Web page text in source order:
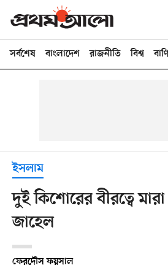
সর্বশেষ বাংলাদেশ রাজনীতি বিশ্ব
ইসলাম
দুই কিশোরের বীরত্বে
জাহেল
ফেরদৌস ফয়সাল